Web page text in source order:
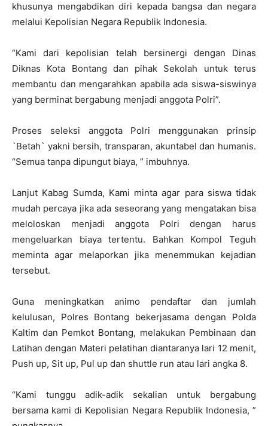
khusunya mengabdikan diri kepada bangsa dan negara
melalui Kepolisian Negara Republik Indonesia.
“Kami dari kepolisian telah bersinergi dengan Dinas
Diknas Kota Bontang dan pihak Sekolah untuk terus
membantu dan mengarahkan apabila ada siswa-siswinya
yang berminat bergabung menjadi anggota Polri”.
Proses seleksi anggota Polri menggunakan prinsip
`Betah` yakni bersih, transparan, akuntabel dan humanis.
“Semua tanpa dipungut biaya, ” imbuhnya.
Lanjut Kabag Sumda, Kami minta agar para siswa tidak
mudah percaya jika ada seseorang yang mengatakan bisa
meloloskan menjadi anggota Polri dengan harus
mengeluarkan biaya tertentu. Bahkan Kompol Teguh
meminta agar melaporkan jika menemmukan kejadian
tersebut.
Guna meningkatkan animo pendaftar dan jumlah
kelulusan, Polres Bontang bekerjasama dengan Polda
Kaltim dan Pemkot Bontang, melakukan Pembinaan dan
Latihan dengan Materi pelatihan diantaranya lari 12 menit,
Push up, Sit up, Pul up dan shuttle run atau lari angka 8.
“Kami tunggu adik-adik sekalian untuk bergabung
bersama kami di Kepolisian Negara Republik Indonesia, ”